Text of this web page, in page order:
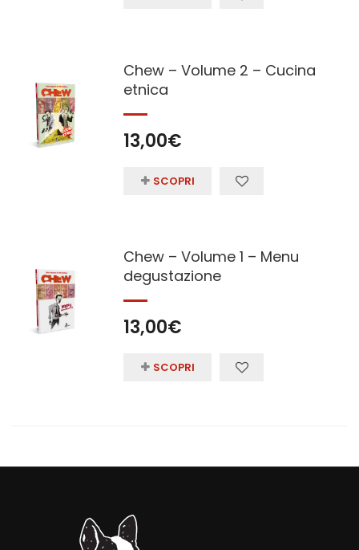
Chew – Volume 2 – Cucina
etnica
13,00€
SCOPRI
Chew – Volume 1 – Menu
degustazione
13,00€
SCOPRI